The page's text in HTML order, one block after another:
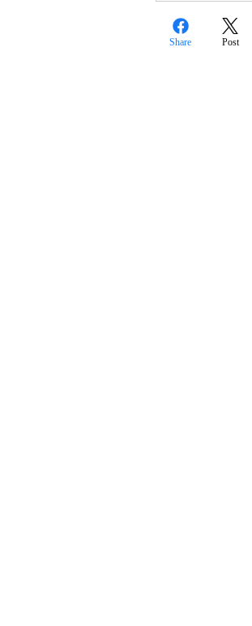
Share Post